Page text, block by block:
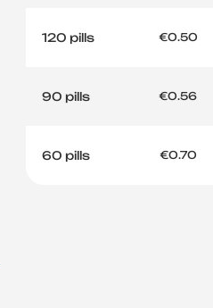
120 pills €0.50
90 pills €0.56
60 pills €0.70